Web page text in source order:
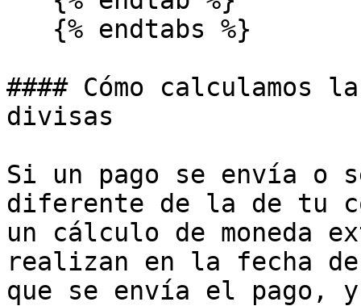
#### Cómo calculamos
divisas
Si un pago se envía o
diferente de la de tu
un cálculo de moneda
realizan en la fecha
que se envía el pago,